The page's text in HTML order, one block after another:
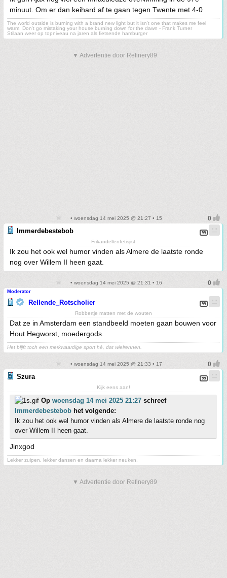
minuut. Om er dan keihard af te gaan tegen Twente met 4-0
The world outside is burning with a brand new light but it isn't one that makes me feel
warm. Don't go mistaking your house burning down for the dawn - Frank Turner
Stilaan weer op topniveau na jaren als fietsende hamburger
▼ Advertentie door Refinery89
• woensdag 14 mei 2025 @ 21:27 • 15
Immerdebestebob
Frikandellenfetisjist
Ik zou het ook wel humor vinden als Almere de laatste ronde
nog over Willem II heen gaat.
• woensdag 14 mei 2025 @ 21:31 • 16
Moderator
Rellende_Rotscholier
Robbertje matten met de wouten
Dat ze in Amsterdam een standbeeld moeten gaan bouwen voor
Hout Hegworst, moedergods.
Het blijft toch een merkwaardige sport hè, dat wielrennen.
• woensdag 14 mei 2025 @ 21:33 • 17
Szura
Kijk eens aan!
Op woensdag 14 mei 2025 21:27 schreef
Immerdebestebob het volgende:
Ik zou het ook wel humor vinden als Almere de laatste ronde nog
over Willem II heen gaat.
Jinxgod
Lekker zuipen, lekker dansen en daarna lekker neuken.
▼ Advertentie door Refinery89